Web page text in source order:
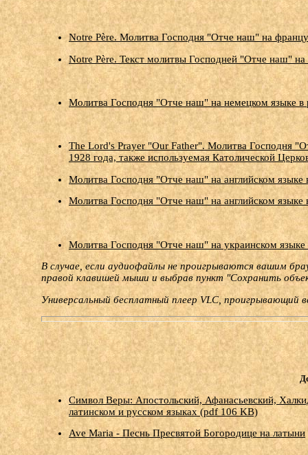
Notre Père. Молитва Господня "Отче наш" на
Notre Père. Текст молитвы Господней "Отче наш" на
Молитва Господня "Отче наш" на немецком языке в
The Lord's Prayer "Our Father". Молитва Господня
1928 года, также используемая Католической
Молитва Господня "Отче наш" на английском языке
Молитва Господня "Отче наш" на английском
Молитва Господня "Отче наш" на украинском языке
В случае, если аудиофайлы не проигрываются вашим
правой клавишей мыши и выбрав пункт "Сохранить
Универсальный бесплатный плеер VLC,
Символ Веры: Апостольский, Афанасьевский,
латинском и русском языках (pdf 106 KB)
Ave Maria - Песнь Пресвятой Богородице на латыни